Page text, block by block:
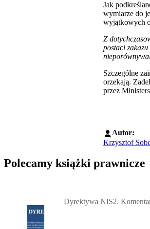
Jak
wymiarze do
wyjątkowych
Z
postaci
Szczególne
orzekają.
przez
Autor:
Krzysztof
Polecamy książki prawnicze
Dyrektywa NIS2.